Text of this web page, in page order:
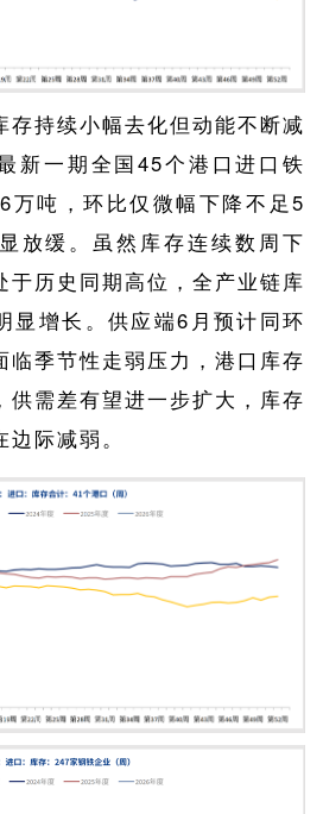
存持续小幅去化但动能不断减
新一期全国45个港口进口铁
万吨，环比仅微幅下降不足5
放缓。虽然库存连续数周下
于历史同期高位，全产业链库
显增长。供应端6月预计同环
临季节性走弱压力，港口库存
供需差有望进一步扩大，库存
际减弱。